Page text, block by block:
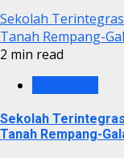
Sekolah
Tanah Rempang-
2 min read
Sekolah
Tanah Rempang-